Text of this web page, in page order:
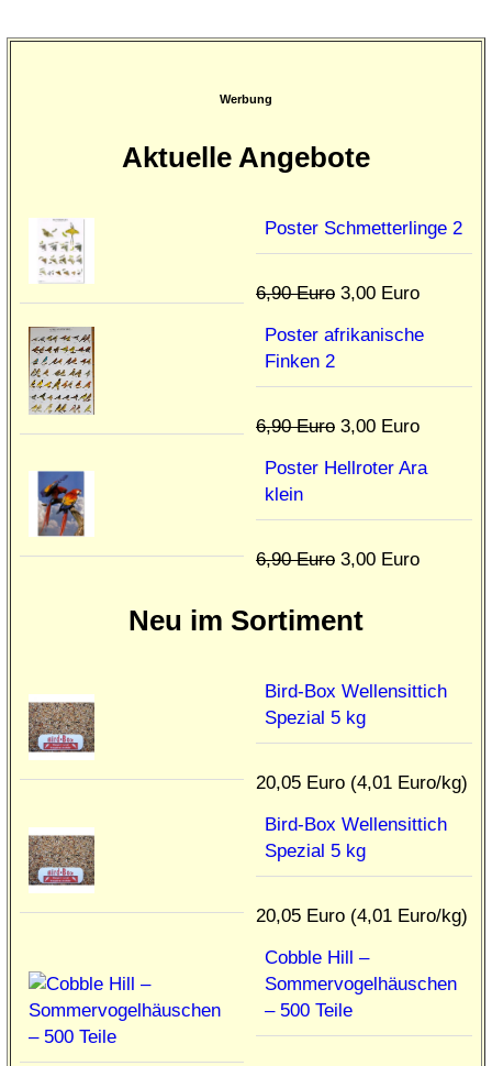
Werbung
Aktuelle Angebote
Poster Schmetterlinge 2
6,90 Euro 3,00 Euro
Poster afrikanische
Finken 2
6,90 Euro 3,00 Euro
Poster Hellroter Ara
klein
6,90 Euro 3,00 Euro
Neu im Sortiment
Bird-Box Wellensittich
Spezial 5 kg
20,05 Euro (4,01 Euro/kg)
Bird-Box Wellensittich
Spezial 5 kg
20,05 Euro (4,01 Euro/kg)
Cobble Hill –
Sommervogelhäuschen
– 500 Teile